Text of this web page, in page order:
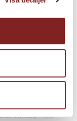
i Nomas
en bakgrund i
Han har
utforska hur mat,
upplevelser. I sina
och smak – men